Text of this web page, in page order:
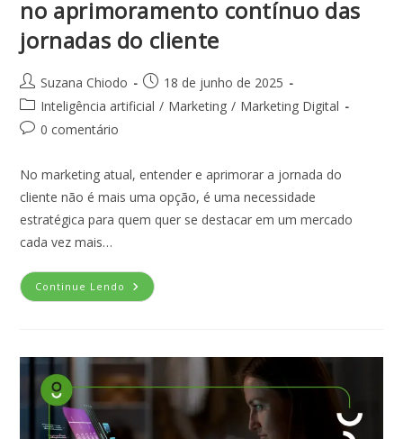
no aprimoramento contínuo das
jornadas do cliente
Suzana Chiodo
18 de junho de 2025
Inteligência artificial / Marketing / Marketing Digital
0 comentário
No marketing atual, entender e aprimorar a jornada do
cliente não é mais uma opção, é uma necessidade
estratégica para quem quer se destacar em um mercado
cada vez mais…
Continue Lendo